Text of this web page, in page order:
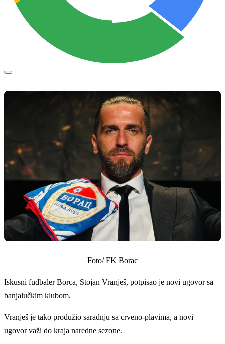
Foto/ FK Borac
Iskusni fudbaler Borca, Stojan Vranješ, potpisao je novi ugovor sa
banjalučkim klubom.
Vranješ je tako produžio saradnju sa crveno-plavima, a novi
ugovor važi do kraja naredne sezone.